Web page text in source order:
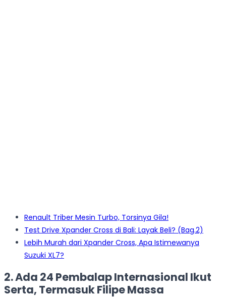
Renault Triber Mesin Turbo, Torsinya Gila!
Test Drive Xpander Cross di Bali: Layak Beli? (Bag.2)
Lebih Murah dari Xpander Cross, Apa Istimewanya
Suzuki XL7?
2. Ada 24 Pembalap Internasional Ikut
Serta, Termasuk Filipe Massa